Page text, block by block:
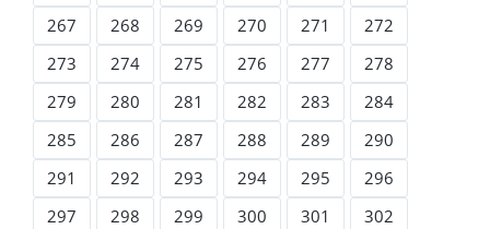
267
268 269 270 271
272
273
274 275 276 277
278
279
280 281 282 283
284
285
286 287 288 289
290
291
292 293 294 295
296
297
298 299 300 301
302